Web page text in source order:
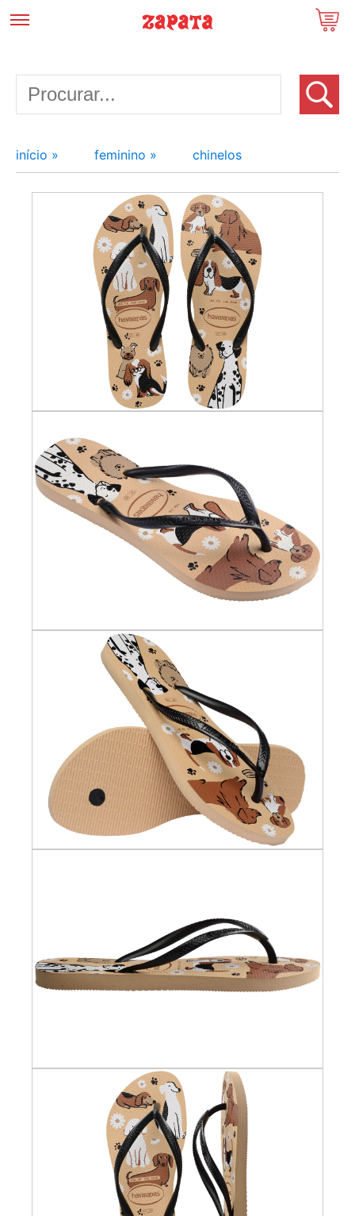
início » feminino » chinelos